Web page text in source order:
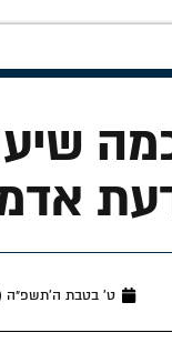
ט׳ בטבת ה׳תשפ״ה (ינואר